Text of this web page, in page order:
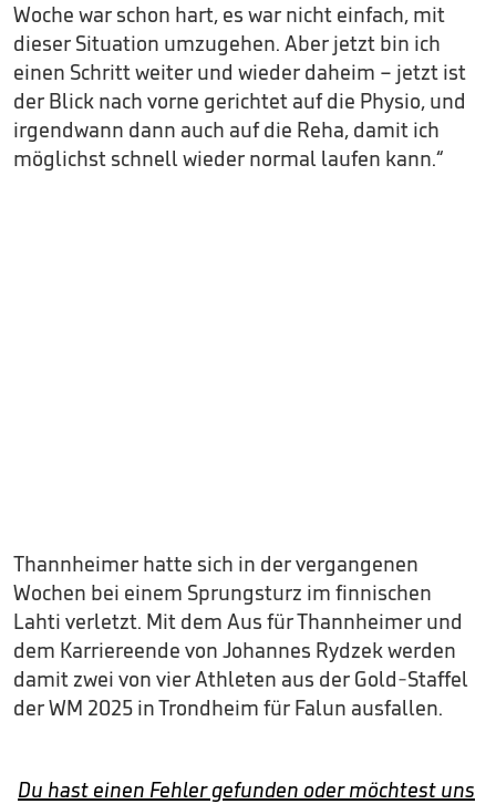
Woche war schon hart, es war nicht einfach, mit
dieser Situation umzugehen. Aber jetzt bin ich
einen Schritt weiter und wieder daheim – jetzt ist
der Blick nach vorne gerichtet auf die Physio, und
irgendwann dann auch auf die Reha, damit ich
möglichst schnell wieder normal laufen kann.“
Thannheimer hatte sich in der vergangenen
Wochen bei einem Sprungsturz im finnischen
Lahti verletzt. Mit dem Aus für Thannheimer und
dem Karriereende von Johannes Rydzek werden
damit zwei von vier Athleten aus der Gold-Staffel
der WM 2025 in Trondheim für Falun ausfallen.
Du hast einen Fehler gefunden oder möchtest uns